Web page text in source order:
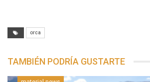
orca
TAMBIÉN PODRÍA GUSTARTE